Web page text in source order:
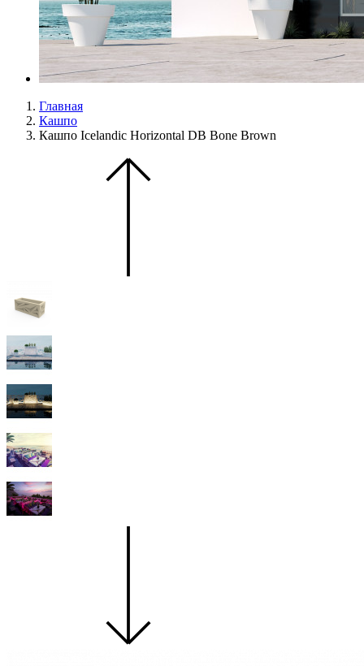
Главная
Кашпо
Кашпо Icelandic Horizontal DB Bone Brown